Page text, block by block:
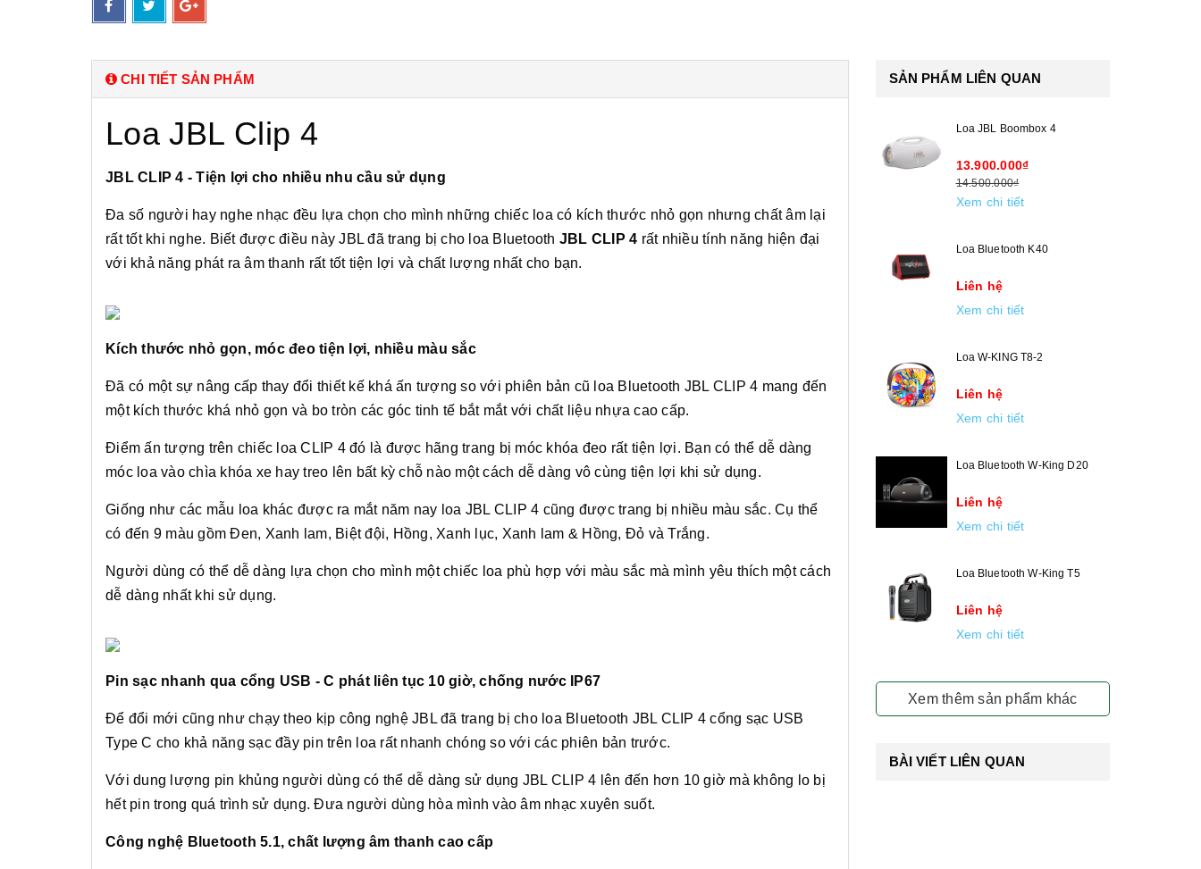
CHI TIẾT SẢN PHẨM
Loa JBL Clip 4
JBL CLIP 4 - Tiện lợi cho nhiều nhu cầu sử dụng
Đa số người hay nghe nhạc đều lựa chọn cho mình những chiếc loa có kích thước nhỏ gọn nhưng chất âm lại
rất tốt khi nghe. Biết được điều này JBL đã trang bị cho loa Bluetooth JBL CLIP 4 rất nhiều tính năng hiện đại
với khả năng phát ra âm thanh rất tốt tiện lợi và chất lượng nhất cho bạn.
Kích thước nhỏ gọn, móc đeo tiện lợi, nhiều màu sắc
Đã có một sự nâng cấp thay đổi thiết kế khá ấn tượng so với phiên bản cũ loa Bluetooth JBL CLIP 4 mang đến
một kích thước khá nhỏ gọn và bo tròn các góc tinh tế bắt mắt với chất liệu nhựa cao cấp.
Điểm ấn tượng trên chiếc loa CLIP 4 đó là được hãng trang bị móc khóa đeo rất tiện lợi. Bạn có thể dễ dàng
móc loa vào chìa khóa xe hay treo lên bất kỳ chỗ nào một cách dễ dàng vô cùng tiện lợi khi sử dụng.
Giống như các mẫu loa khác được ra mắt năm nay loa JBL CLIP 4 cũng được trang bị nhiều màu sắc. Cụ thể
có đến 9 màu gồm Đen, Xanh lam, Biệt đội, Hồng, Xanh lục, Xanh lam & Hồng, Đỏ và Trắng.
Người dùng có thể dễ dàng lựa chọn cho mình một chiếc loa phù hợp với màu sắc mà mình yêu thích một cách
dễ dàng nhất khi sử dụng.
Pin sạc nhanh qua cổng USB - C phát liên tục 10 giờ, chống nước IP67
Để đổi mới cũng như chạy theo kịp công nghệ JBL đã trang bị cho loa Bluetooth JBL CLIP 4 cổng sạc USB
Type C cho khả năng sạc đầy pin trên loa rất nhanh chóng so với các phiên bản trước.
Với dung lượng pin khủng người dùng có thể dễ dàng sử dụng JBL CLIP 4 lên đến hơn 10 giờ mà không lo bị
hết pin trong quá trình sử dụng. Đưa người dùng hòa mình vào âm nhạc xuyên suốt.
Công nghệ Bluetooth 5.1, chất lượng âm thanh cao cấp
SẢN PHẨM LIÊN QUAN
Loa JBL Boombox 4
13.900.000₫
14.500.000₫
Xem chi tiết
Loa Bluetooth K40
Liên hệ
Xem chi tiết
Loa W-KING T8-2
Liên hệ
Xem chi tiết
Loa Bluetooth W-King D20
Liên hệ
Xem chi tiết
Loa Bluetooth W-King T5
Liên hệ
Xem chi tiết
Xem thêm sản phẩm khác
BÀI VIẾT LIÊN QUAN